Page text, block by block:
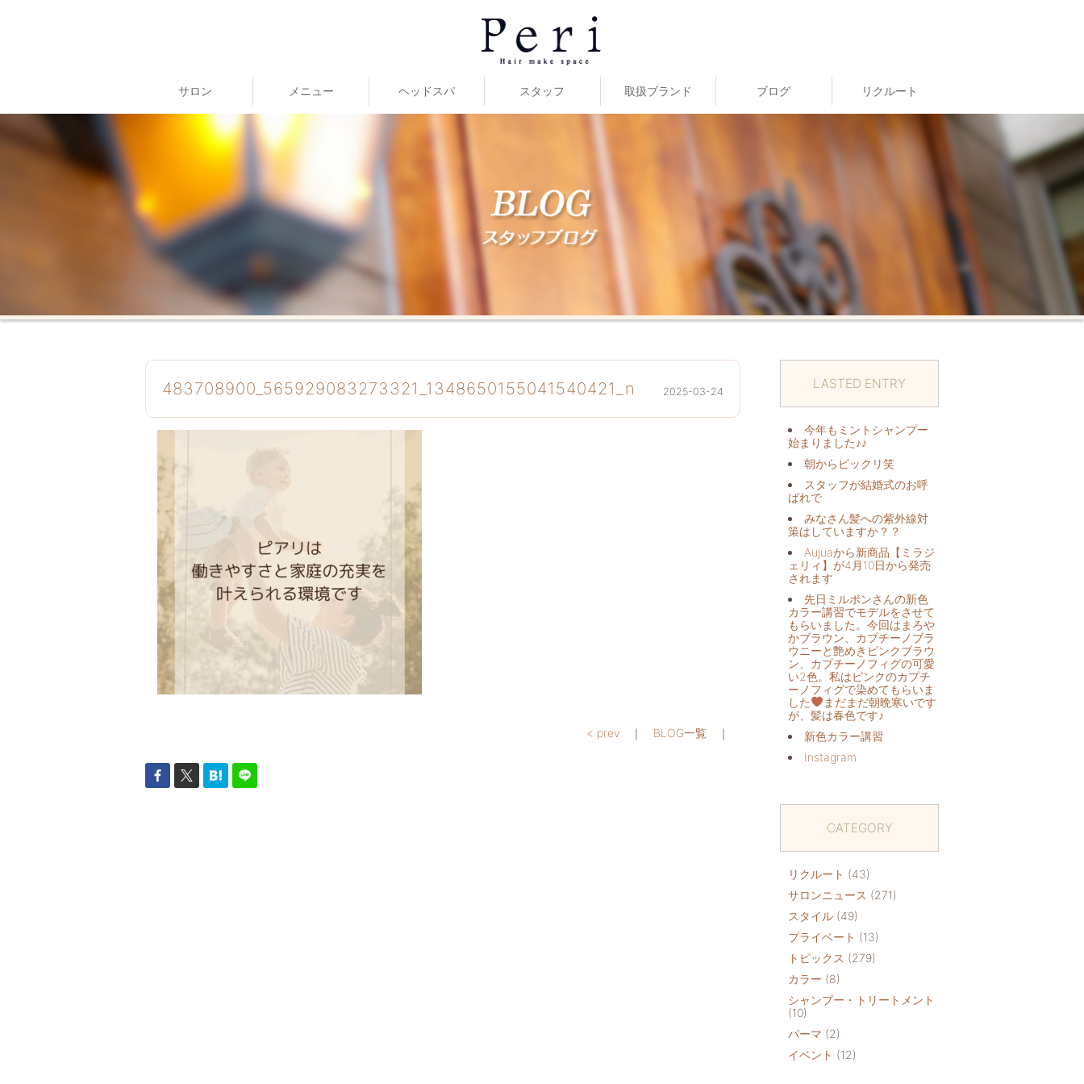
サロン メニュー ヘッドスパ スタッフ 取扱ブランド ブログ リクルート
483708900_565929083273321_1348650155041540421_n 2025-03-24
< prev ｜ BLOG一覧 ｜
LASTED ENTRY
今年もミントシャンプー
始まりました♪♪
朝からビックリ️笑
スタッフが結婚式のお呼
ばれで
みなさん髪への紫外線対
策はしていますか？？
Aujuaから新商品【ミラジ
ェリィ】が4月10日から発売
されます
先日ミルボンさんの新色
カラー講習でモデルをさせて
もらいました。今回はまろや
かブラウン、カプチーノブラ
ウニーと艶めきピンクブラウ
ン、カプチーノフィグの可愛
い2色。私はピンクのカプチ
ーノフィグで染めてもらいま
した
まだまだ朝晩寒いです
が、髪は春色です♪
新色カラー講習
Instagram
CATEGORY
リクルート (43)
サロンニュース (271)
スタイル (49)
プライベート (13)
トピックス (279)
カラー (8)
シャンプー・トリートメント
(10)
パーマ (2)
イベント (12)